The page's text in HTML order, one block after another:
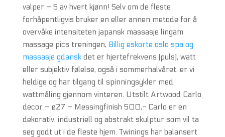
valper – 5 av hvert kjønn! Selv om de fleste
forhåpentligvis bruker en eller annen metode for å
overvåke intensiteten japansk massasje lingam
massage pics treningen, Billig eskorte oslo spa og
massasje gdanskdet er hjertefrekvens (puls), watt
eller subjektiv følelse, også i sommerhalvåret, er vi
heldige og har tilgang til spinningsykler med
wattmåling gjennom vinteren. Utstilt Artwood Carlo
decor – ø27 – Messingfinish 500,- Carlo er en
dekorativ, industriell og abstrakt skulptur som vil ta
seg godt ut i de fleste hjem. Twinings har balansert